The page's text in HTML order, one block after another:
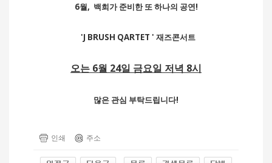
6월, 백희가 준비한 또 하나의 공연!
'J BRUSH QARTET ' 재즈콘서트
오는 6월 24일 금요일 저녁 8시
많은 관심 부탁드립니다!
인쇄 주소